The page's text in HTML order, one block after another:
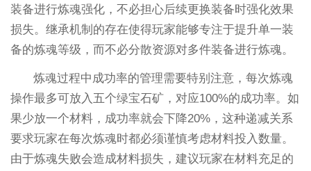
装备进行炼魂强化，不必担心后续更换装备时强化效果
损失。继承机制的存在使得玩家能够专注于提升单一装
备的炼魂等级，而不必分散资源对多件装备进行炼魂。
炼魂过程中成功率的管理需要特别注意，每次炼魂
操作最多可放入五个绿宝石矿，对应100%的成功率。如
果少放一个材料，成功率就会下降20%，这种递减关系
要求玩家在每次炼魂时都必须谨慎考虑材料投入数量。
由于炼魂失败会造成材料损失，建议玩家在材料充足的